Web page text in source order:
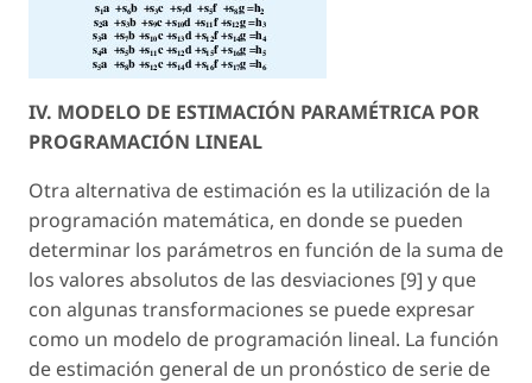
IV. MODELO DE ESTIMACIÓN PARAMÉTRICA POR
PROGRAMACIÓN LINEAL
Otra alternativa de estimación es la utilización de la
programación matemática, en donde se pueden
determinar los parámetros en función de la suma de
los valores absolutos de las desviaciones [9] y que
con algunas transformaciones se puede expresar
como un modelo de programación lineal. La función
de estimación general de un pronóstico de serie de